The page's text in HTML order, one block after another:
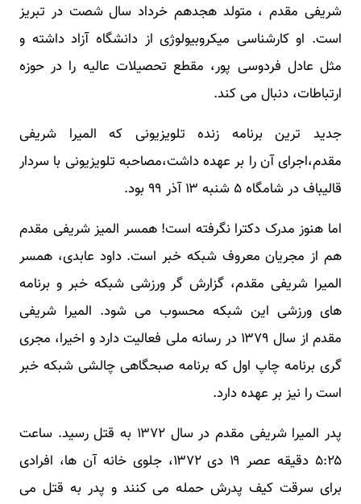
شریفی مقدم ، متولد هجدهم خرداد سال شصت در تبریز
است. او کارشناسی میکروبیولوژی از دانشگاه آزاد داشته و
مثل عادل فردوسی پور، مقطع تحصیلات عالیه را در حوزه
ارتباطات، دنبال می کند.
جدید ترین برنامه زنده تلویزیونی که المیرا شریفی
مقدم،اجرای آن را بر عهده داشت،مصاحبه تلویزیونی با سردار
قالیباف در شامگاه ۵ شنبه ۱۳ آذر ۹۹ بود.
اما هنوز مدرک دکترا نگرفته است! همسر المیز شریفی مقدم
هم از مجریان معروف شبکه خبر است. داود عابدی، همسر
المیرا شریفی مقدم، گزارش گر ورزشی شبکه خبر و برنامه
های ورزشی این شبکه محسوب می شود. المیرا شریفی
مقدم از سال ۱۳۷۹ در رسانه ملی فعالیت دارد و اخیرا، مجری
گری برنامه چاپ اول که برنامه صبحگاهی چالشی شبکه خبر
است را نیز بر عهده دارد.
پدر المیرا شریفی مقدم در سال ۱۳۷۲ به قتل رسید. ساعت
۵:۲۵ دقیقه عصر ۱۹ دی ۱۳۷۲، جلوی خانه آن ها، افرادی
برای سرقت کیف پدرش حمله می کنند و پدر به قتل می